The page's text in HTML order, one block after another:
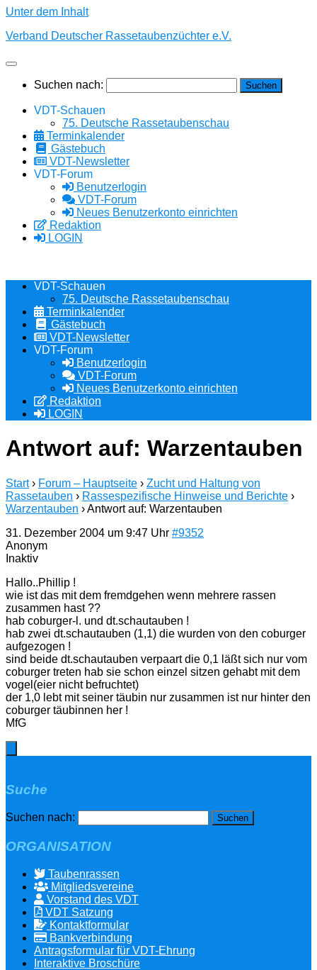
Unter dem Inhalt
Verband Deutscher Rassetaubenzüchter e.V.
Suchen nach:
VDT-Schauen
75. Deutsche Rassetaubenschau
Terminkalender
Gästebuch
VDT-Newsletter
VDT-Forum
Benutzerlogin
VDT-Forum
Neues Benutzerkonto einrichten
Redaktion
LOGIN
VDT-Schauen
75. Deutsche Rassetaubenschau
Terminkalender
Gästebuch
VDT-Newsletter
VDT-Forum
Benutzerlogin
VDT-Forum
Neues Benutzerkonto einrichten
Redaktion
LOGIN
Antwort auf: Warzentauben
Start › Forum – Hauptseite › Zucht und Haltung von
Rassetauben › Rassespezifische Hinweise und Berichte ›
Warzentauben ›Antwort auf: Warzentauben
31. Dezember 2004 um 9:47 Uhr #9352
Anonym
Inaktiv
Hallo..Phillip !
wie ist das mit dem fremdgehen wenn mehrere rassen
zusammen hast ??
hab coburger-l. und dt.schautauben !
hab zwei dt.schautauben (1,1) die wurden von den coburger
aufgezogen !
sind beide dt.schautauben verpaart die 0,1 läßt sich nur vom
coburger treten hab sie schon einzel sitzen gehabt mit dem
vogel(eier nicht befruchtet)
der 1,0 lebt mit seiner täubin nur zusammen ist nur hinter den
coburger täubinnen her !
MfG
Suche
Suchen nach:
ORGANISATION
Taubenrassen
Mitgliedsvereine
Vorstand des VDT
VDT Satzung
Kontaktformular
Bankverbindung
Antragsformular für VDT-Ehrung
Interaktive Broschüre